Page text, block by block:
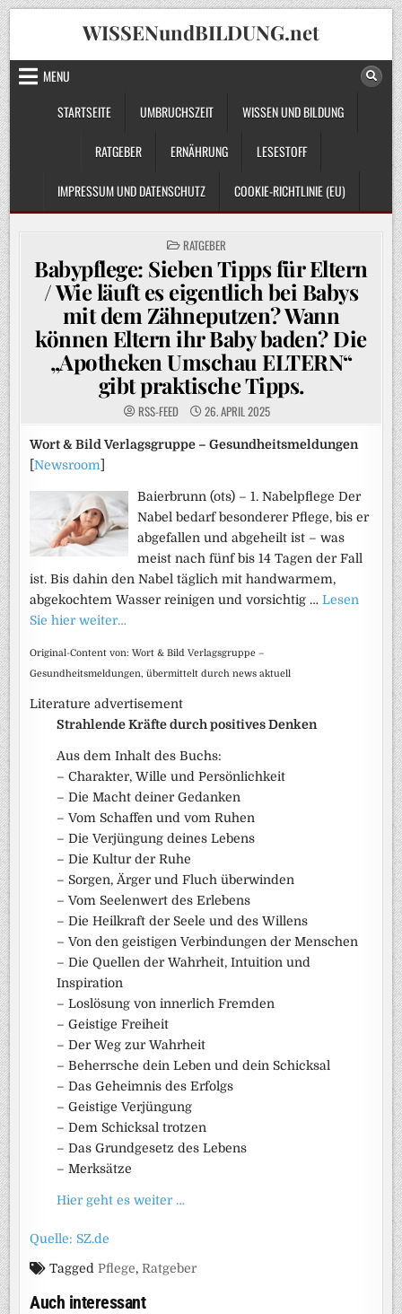
Skip
to
content
WISSENundBILDUNG.net
MENU
STARTSEITE
UMBRUCHSZEIT WISSEN UND BILDUNG
RATGEBER ERNÄHRUNG LESESTOFF
IMPRESSUM UND DATENSCHUTZ COOKIE-RICHTLINIE (EU)
POSTED
IN
RATGEBER
Babypflege: Sieben Tipps für Eltern
/ Wie läuft es eigentlich bei Babys
mit dem Zähneputzen? Wann
können Eltern ihr Baby baden? Die
„Apotheken Umschau ELTERN“
gibt praktische Tipps.
RSS-FEED 26. APRIL 2025
Wort & Bild Verlagsgruppe – Gesundheitsmeldungen
[Newsroom
Baierbrunn (ots) – 1. Nabelpflege Der
Nabel bedarf besonderer Pflege, bis er
abgefallen und abgeheilt ist – was
meist nach fünf bis 14 Tagen der Fall
ist. Bis dahin den Nabel täglich mit handwarmem,
abgekochtem Wasser reinigen und vorsichtig …Lesen
Sie hier weiter…
Original-Content von: Wort & Bild Verlagsgruppe –
Gesundheitsmeldungen, übermittelt durch news aktuell
Literature advertisement
Strahlende Kräfte durch positives Denken
Aus dem Inhalt des Buchs:
– Charakter, Wille und Persönlichkeit
– Die Macht deiner Gedanken
– Vom Schaffen und vom Ruhen
– Die Verjüngung deines Lebens
– Die Kultur der Ruhe
– Sorgen, Ärger und Fluch überwinden
– Vom Seelenwert des Erlebens
– Die Heilkraft der Seele und des Willens
– Von den geistigen Verbindungen der Menschen
– Die Quellen der Wahrheit, Intuition und
Inspiration
– Loslösung von innerlich Fremden
– Geistige Freiheit
– Der Weg zur Wahrheit
– Beherrsche dein Leben und dein Schicksal
– Das Geheimnis des Erfolgs
– Geistige Verjüngung
– Dem Schicksal trotzen
– Das Grundgesetz des Lebens
– Merksätze
Hier geht es weiter …
Quelle: SZ.de
TaggedPflege,Ratgeber
Auch interessant